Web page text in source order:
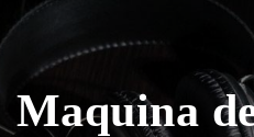
Maquina